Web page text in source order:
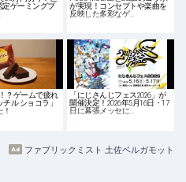
定ゲーミングプ
が実現！コンセプトや楽曲を
反映した多彩なゲ…
？ゲームで疲れ
ル ショコラ」
「にじさんじフェス2026」が
開催決定！2026年5月16日・17
日に幕張メッセに…
ファブリックミスト 土佐ベルガモット